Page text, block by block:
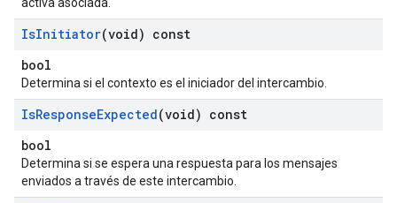
IsInitiator(void) const
bool
Determina si el contexto es el iniciador del intercambio.
IsResponseExpected(void) const
bool
Determina si se espera una respuesta para los mensajes
enviados a través de este intercambio.